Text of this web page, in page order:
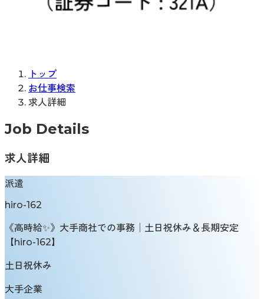
トップ
お仕事検索
求人詳細
Job Details
求人詳細
派遣
hiro-162
《高時給✨》大手商社での事務│土日祝休み＆長期安定
【hiro-162】
土日祝休み
大手企業